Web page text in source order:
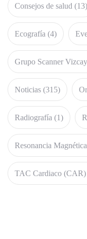
Consejos de salud (13)
Ecografía (4)
Grupo Scanner
Noticias (315)
Radiografía (1)
Resonancia
TAC Cardiaco (CAR)